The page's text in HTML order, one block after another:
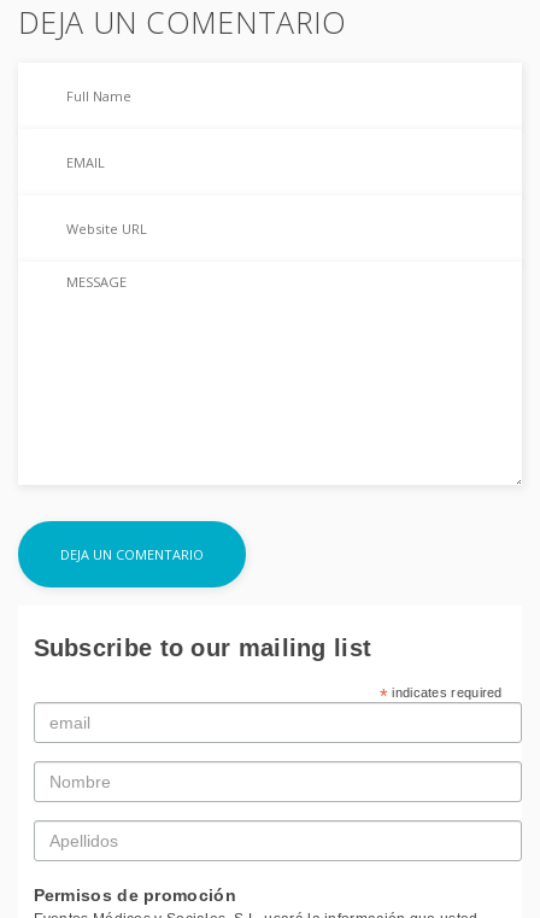
DEJA UN COMENTARIO
Subscribe to our mailing list
* indicates required
Email
*
Nombre
*
Apellidos
*
Permisos de promoción